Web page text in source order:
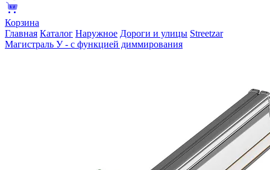
Корзина
Главная Каталог Наружное Дороги и улицы Streetzar
Магистраль У - с функцией диммирования